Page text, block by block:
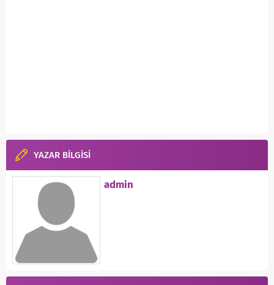
YAZAR BİLGİSİ
admin